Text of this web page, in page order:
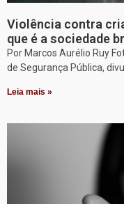
Violência contra
que é a sociedade
Por Marcos Aurélio Ruy
de Segurança Pública,
Leia mais »